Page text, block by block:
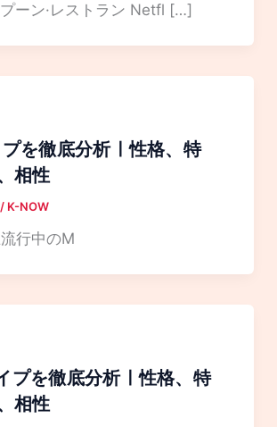
ーン·レストラン Netfl […]
を徹底分析ㅣ性格、特
相性
/ K-NOW
行中のM
プを徹底分析ㅣ性格、特
相性